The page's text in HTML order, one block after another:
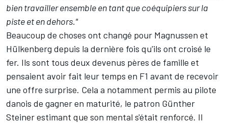
bien travailler ensemble en tant que coéquipiers sur la
piste et en dehors."
Beaucoup de choses ont changé pour Magnussen et
Hülkenberg depuis la dernière fois qu'ils ont croisé le
fer. Ils sont tous deux devenus pères de famille et
pensaient avoir fait leur temps en F1 avant de recevoir
une offre surprise. Cela a notamment permis au pilote
danois de gagner en maturité, le patron Günther
Steiner estimant que son mental s'était renforcé. Il